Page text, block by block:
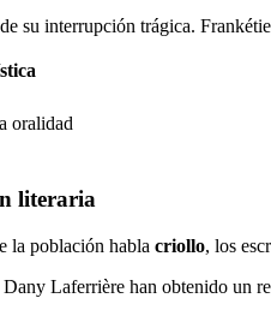
su interrupción trágica.
oralidad
literaria
la población habla criollo, los
Laferrière han obtenido un